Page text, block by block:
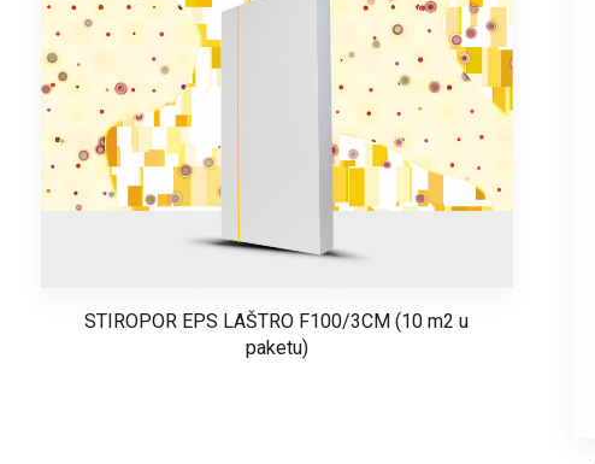
STIROPOR EPS LAŠTRO F100/3CM (10 m2 u
paketu)